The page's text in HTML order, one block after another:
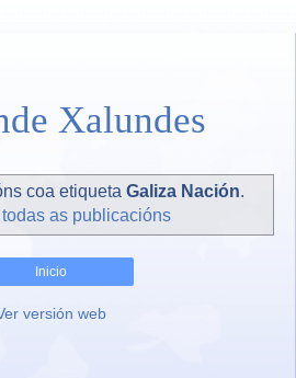
Xalundes
coa etiqueta Galiza Nación.
as publicacións
Inicio
versión web